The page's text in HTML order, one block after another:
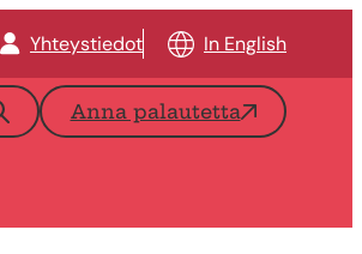
Yhteystiedot In English
Anna palautetta